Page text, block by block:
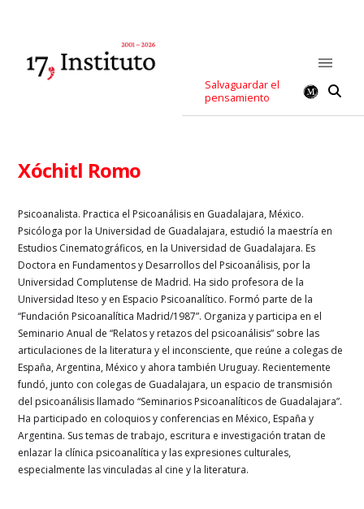
Salvaguardar el
pensamiento
Xóchitl Romo
Psicoanalista. Practica el Psicoanálisis en Guadalajara, México.
Psicóloga por la Universidad de Guadalajara, estudió la maestría en
Estudios Cinematográficos, en la Universidad de Guadalajara. Es
Doctora en Fundamentos y Desarrollos del Psicoanálisis, por la
Universidad Complutense de Madrid. Ha sido profesora de la
Universidad Iteso y en Espacio Psicoanalítico. Formó parte de la
“Fundación Psicoanalítica Madrid/1987”. Organiza y participa en el
Seminario Anual de “Relatos y retazos del psicoanálisis” sobre las
articulaciones de la literatura y el inconsciente, que reúne a colegas de
España, Argentina, México y ahora también Uruguay. Recientemente
fundó, junto con colegas de Guadalajara, un espacio de transmisión
del psicoanálisis llamado “Seminarios Psicoanalíticos de Guadalajara”.
Ha participado en coloquios y conferencias en México, España y
Argentina. Sus temas de trabajo, escritura e investigación tratan de
enlazar la clínica psicoanalítica y las expresiones culturales,
especialmente las vinculadas al cine y la literatura.